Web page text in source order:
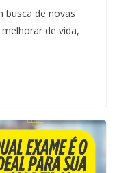
busca de novas
de vida,